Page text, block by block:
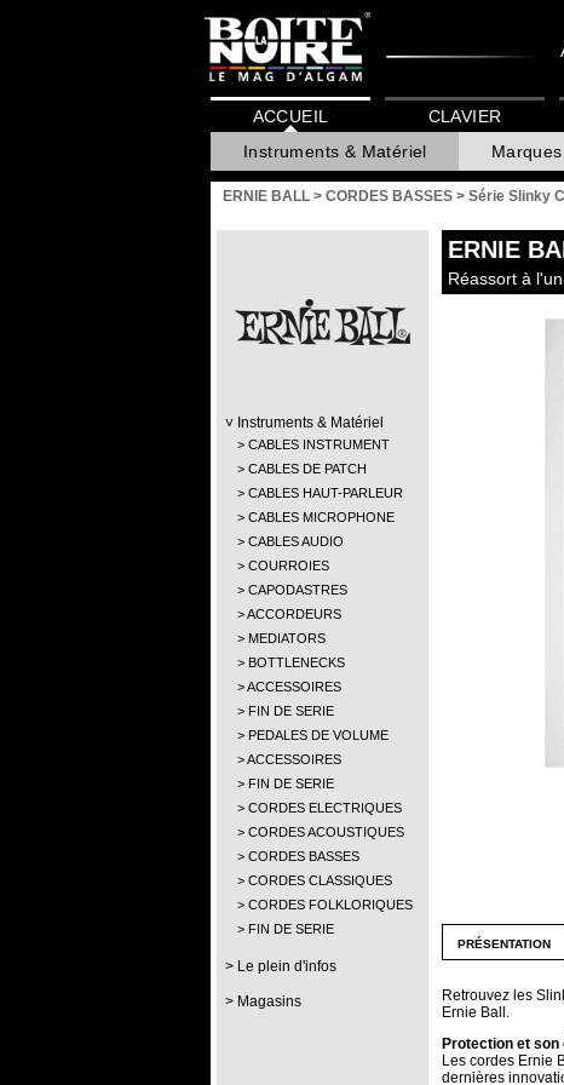
ACCUEIL
Instruments & Matériel
Marques
CLAVIER
ERNIE BALL > CORDES BASSES > Série Slinky
Instruments & Matériel
CABLES INSTRUMENT
CABLES DE PATCH
CABLES HAUT-PARLEUR
CABLES MICROPHONE
CABLES AUDIO
COURROIES
CAPODASTRES
ACCORDEURS
MEDIATORS
BOTTLENECKS
ACCESSOIRES
FIN DE SERIE
PEDALES DE VOLUME
ACCESSOIRES
FIN DE SERIE
CORDES ELECTRIQUES
CORDES ACOUSTIQUES
CORDES BASSES
CORDES CLASSIQUES
CORDES FOLKLORIQUES
FIN DE SERIE
Le plein d'infos
Magasins
ERNIE
Réassort à
présentation
Retrouvez les
Ernie Ball.
Protection et son
Les cordes Ernie
dernières